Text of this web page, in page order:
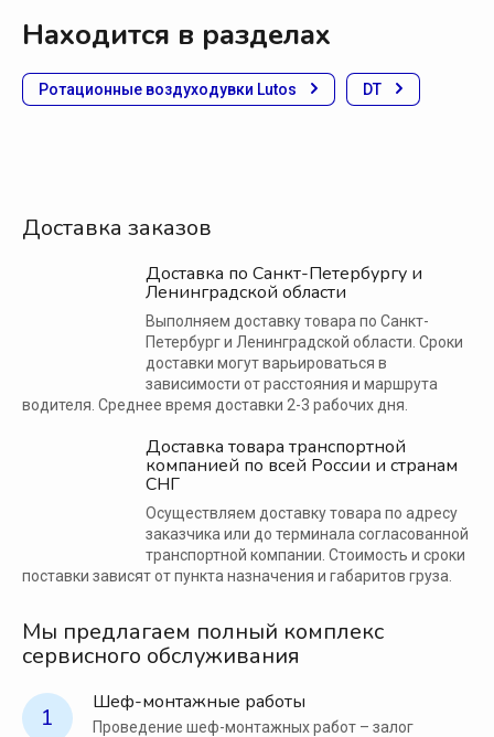
Находится в разделах
Ротационные воздуходувки Lutos DT
Доставка заказов
Доставка по Санкт-Петербургу и
Ленинградской области
Выполняем доставку товара по Санкт-
Петербург и Ленинградской области. Сроки
доставки могут варьироваться в
зависимости от расстояния и маршрута
водителя. Среднее время доставки 2-3 рабочих дня.
Доставка товара транспортной
компанией по всей России и странам
СНГ
Осуществляем доставку товара по адресу
заказчика или до терминала согласованной
транспортной компании. Стоимость и сроки
поставки зависят от пункта назначения и габаритов груза.
Мы предлагаем полный комплекс
сервисного обслуживания
1
Шеф-монтажные работы
Проведение шеф-монтажных работ – залог